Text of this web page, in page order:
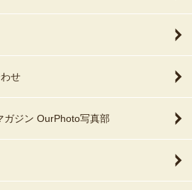
せ
ジン OurPhoto写真部